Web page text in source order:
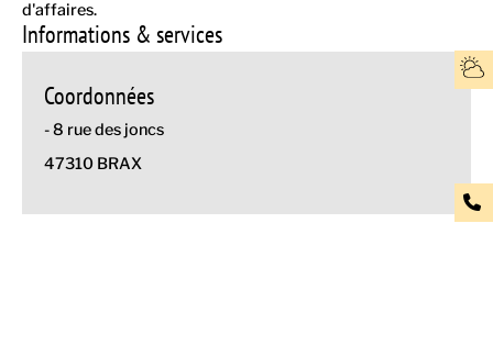
d'affaires.
Informations & services
Coordonnées
- 8 rue des joncs
47310 BRAX